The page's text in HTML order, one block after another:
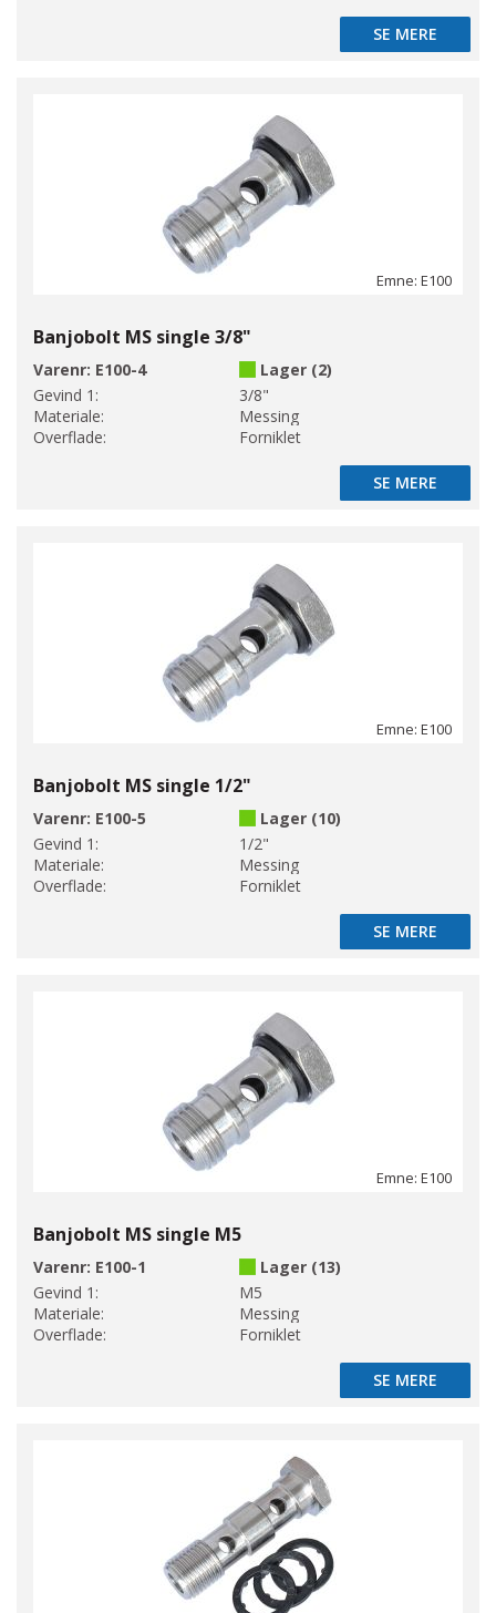
SE MERE
SE MERE
Emne: E100
Banjobolt MS single 3/8"
Varenr: E100-4
Lager (2)
Gevind 1:
3/8"
Materiale:
Messing
Overflade:
Forniklet
SE MERE
SE MERE
Emne: E100
Banjobolt MS single 1/2"
Varenr: E100-5
Lager (10)
Gevind 1:
1/2"
Materiale:
Messing
Overflade:
Forniklet
SE MERE
SE MERE
Emne: E100
Banjobolt MS single M5
Varenr: E100-1
Lager (13)
Gevind 1:
M5
Materiale:
Messing
Overflade:
Forniklet
SE MERE
SE MERE